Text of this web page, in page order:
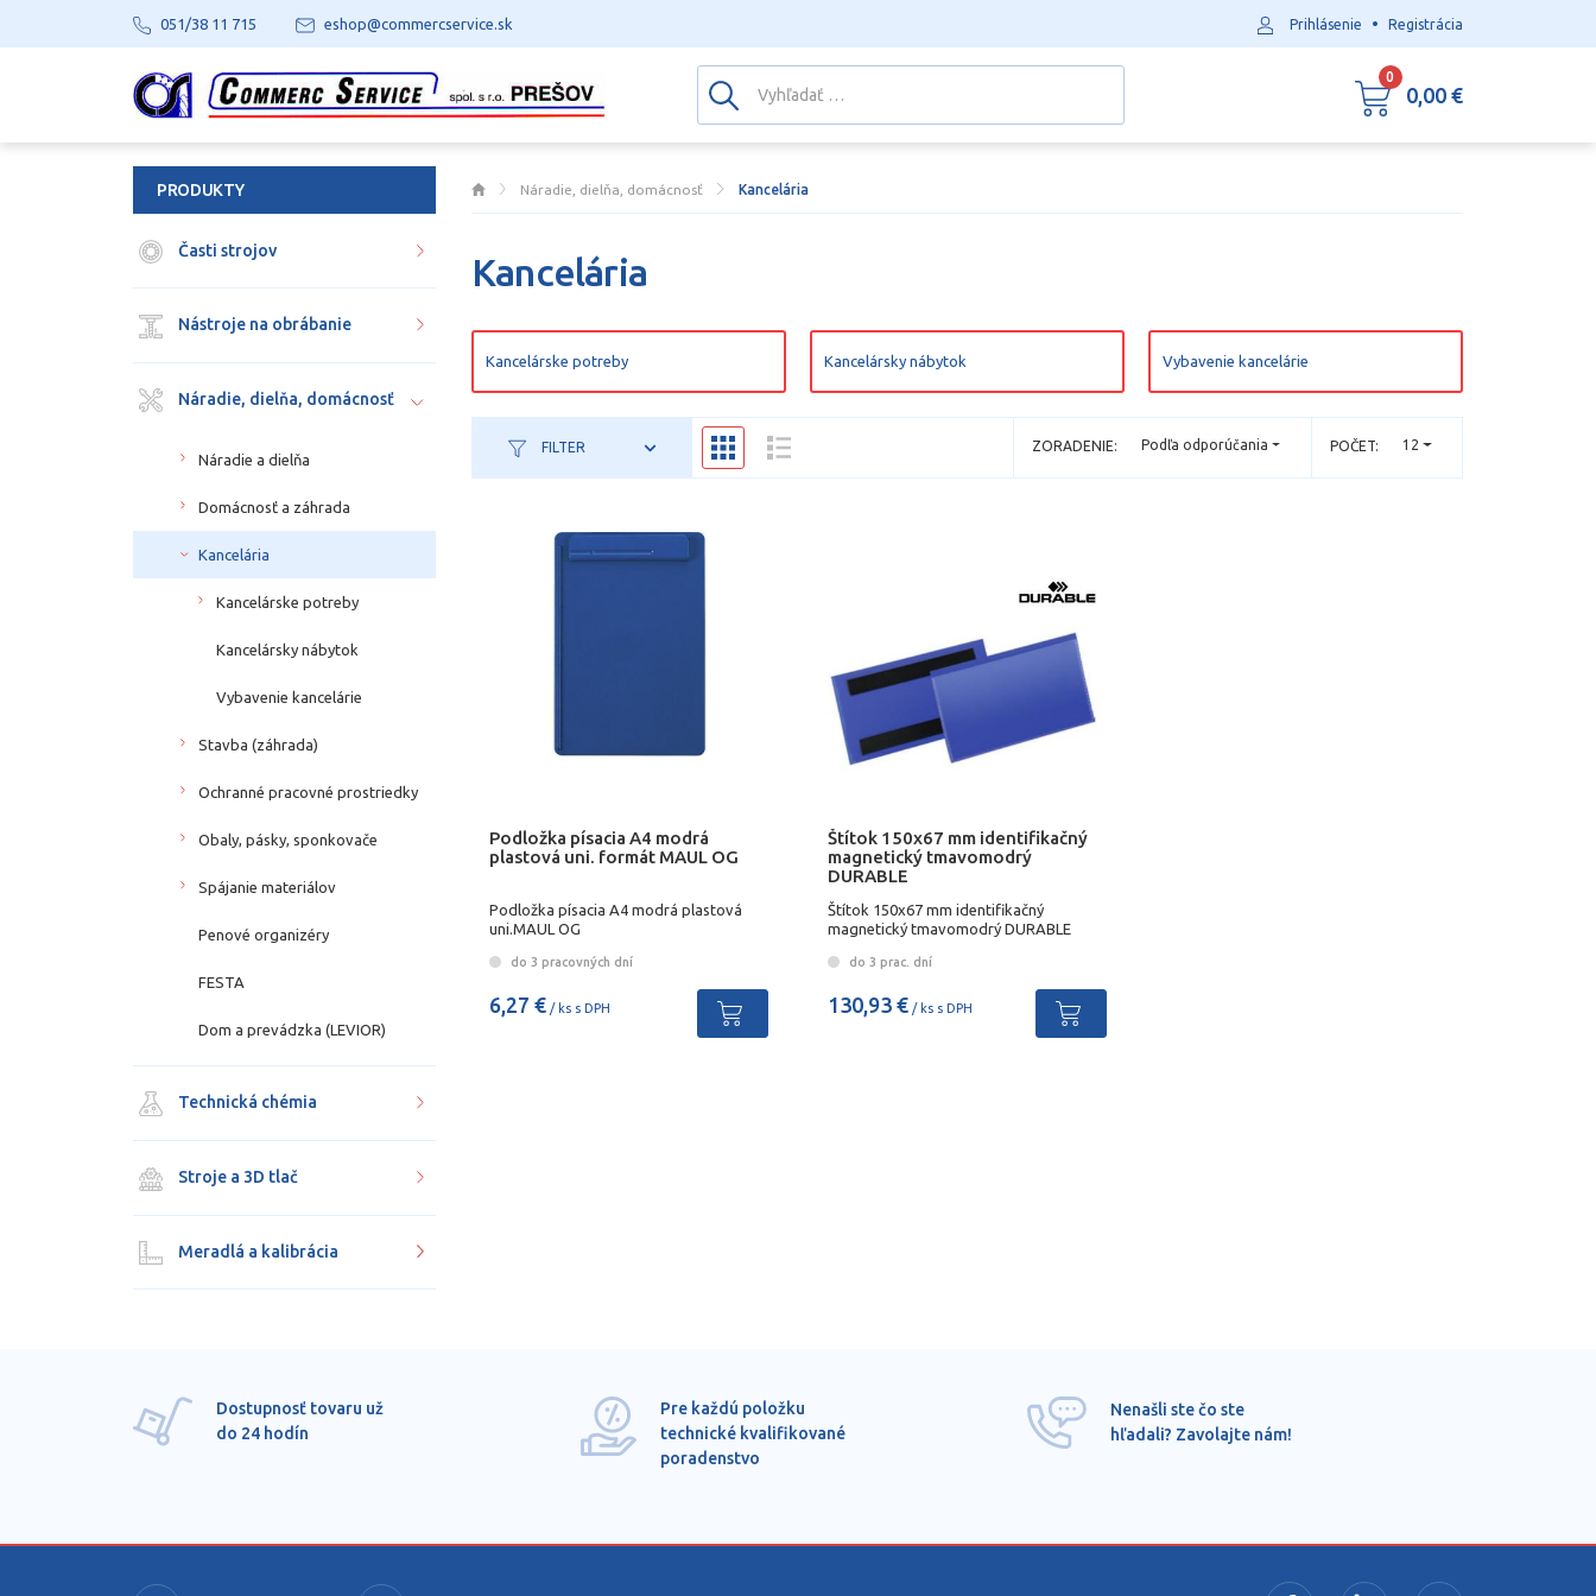
Náradie, dielňa, domácnosť Kancelária
Kancelária
Kancelárske potreby Kancelársky nábytok Vybavenie kancelárie
FILTER POČET: 12
ZORADENIE: Podľa odporúčania
Podložka písacia A4 modrá
plastová uni. formát MAUL OG
Podložka písacia A4 modrá plastová
uni.MAUL OG
do 3 pracovných dní
6,27 € / ks s DPH
Štítok 150x67 mm identifikačný
magnetický tmavomodrý
DURABLE
Štítok 150x67 mm identifikačný
magnetický tmavomodrý DURABLE
do 3 prac. dní
130,93 €/ ks s DPH
PRODUKTY
Časti strojov
Nástroje na obrábanie
Náradie, dielňa, domácnosť
Náradie a dielňa
Domácnosť a záhrada
Kancelária
Kancelárske potreby
Kancelársky nábytok
Vybavenie kancelárie
Stavba (záhrada)
Ochranné pracovné prostriedky
Obaly, pásky, sponkovače
Spájanie materiálov
Penové organizéry
FESTA
Dom a prevádzka (LEVIOR)
Technická chémia
Stroje a 3D tlač
Meradlá a kalibrácia
Dostupnosť tovaru už
do 24 hodín
Pre každú položku
technické kvalifikované
poradenstvo
Nenašli ste čo ste
hľadali? Zavolajte nám!
051/38 11 715 eshop@commercservice.sk Prihlásenie • Registrácia
0
0,00 €